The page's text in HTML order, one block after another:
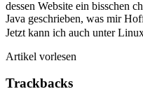
dessen Website ein bisschen
Java geschrieben, was mir
Jetzt kann ich auch unter
Artikel vorlesen
Trackbacks